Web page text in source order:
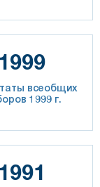
1999
всеобщих
1999 г.
1991